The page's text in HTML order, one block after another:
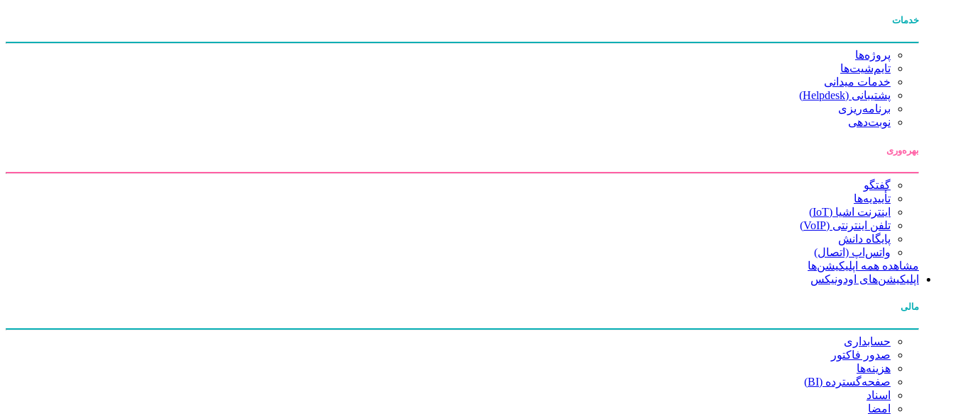
خدمات
پروژه‌ها
تایم‌شیت‌ها
خدمات میدانی
پشتیبانی (Helpdesk)
برنامه‌ریزی
نوبت‌دهی
بهره‌وری
گفتگو
تأییدیه‌ها
اینترنت اشیا (IoT)
تلفن اینترنتی (VoIP)
پایگاه دانش
واتس‌اپ (اتصال)
مشاهده همه اپلیکیشن‌ها
اپلیکیشن‌های اودونیکس
مالی
حسابداری
صدور فاکتور
هزینه‌ها
صفحه‌گسترده (BI)
اسناد
امضا